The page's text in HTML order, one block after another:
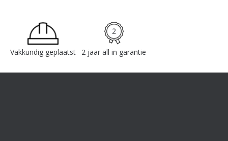
Vakkundig geplaatst 2 jaar all in garantie